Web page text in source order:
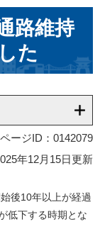
路維持
た
ページID：0142079
年12月15日更新
後10年以上が経過
低下する時期とな